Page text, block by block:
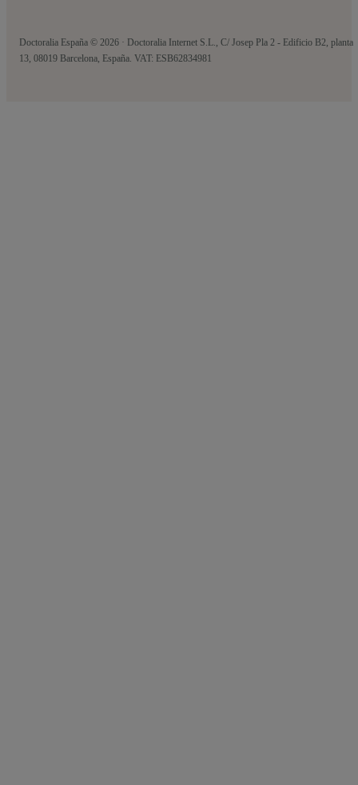
Doctoralia España © 2026 · Doctoralia Internet S.L., C/ Josep Pla 2 - Edificio B2, planta
13, 08019 Barcelona, España. VAT: ESB62834981